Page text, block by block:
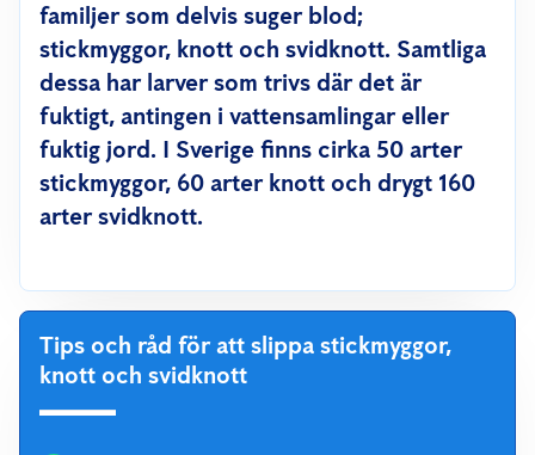
familjer som delvis suger blod;
stickmyggor, knott och svidknott. Samtliga
dessa har larver som trivs där det är
fuktigt, antingen i vattensamlingar eller
fuktig jord. I Sverige finns cirka 50 arter
stickmyggor, 60 arter knott och drygt 160
arter svidknott.
Tips och råd för att slippa stickmyggor,
knott och svidknott